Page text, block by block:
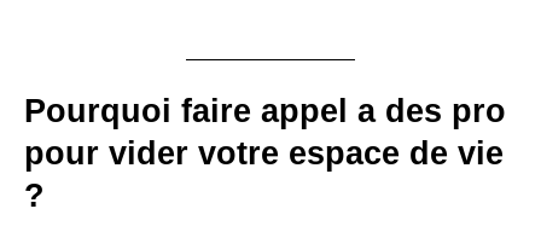
Pourquoi faire appel a des pro
pour vider votre espace de vie
?